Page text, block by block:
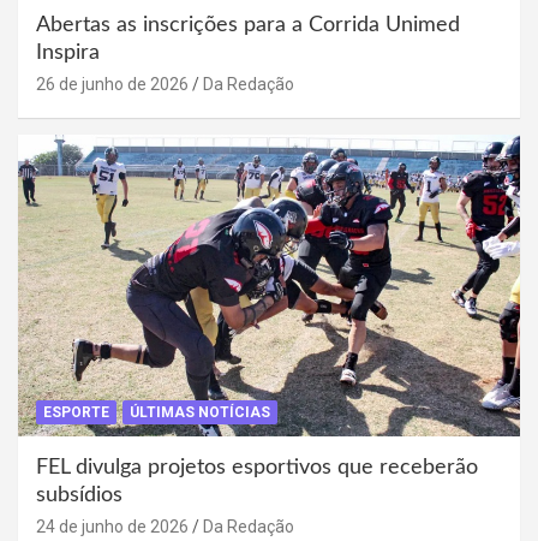
Abertas as inscrições para a Corrida Unimed
Inspira
26 de junho de 2026 Da Redação
ESPORTE ÚLTIMAS NOTÍCIAS
FEL divulga projetos esportivos que receberão
subsídios
24 de junho de 2026 Da Redação